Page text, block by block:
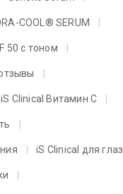
COOL® SERUM
50 с тоном
iS Clinical Витамин C
iS Clinical для глаз